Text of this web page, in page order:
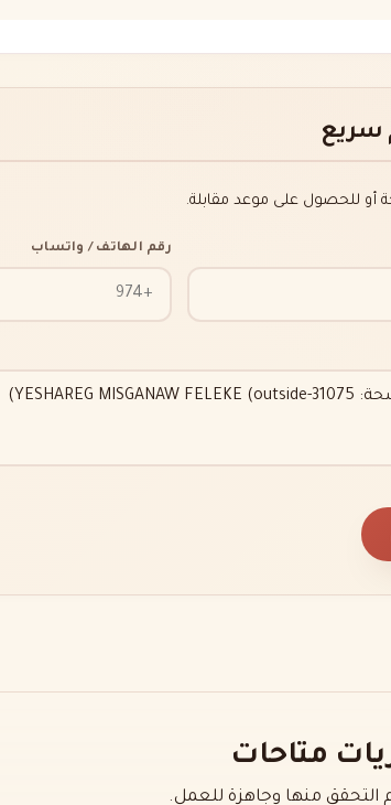
سريع
أو للحصول على موعد مقابلة.
رقم الهاتف / واتساب
متاحات
منها وجاهزة للعمل.